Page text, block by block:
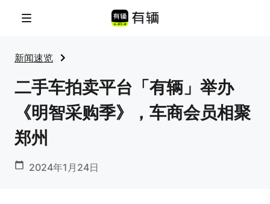
菜单
新闻速览
二手车拍卖平台「有辆」举办
《明智采购季》，车商会员相聚
郑州
2024年1月24日